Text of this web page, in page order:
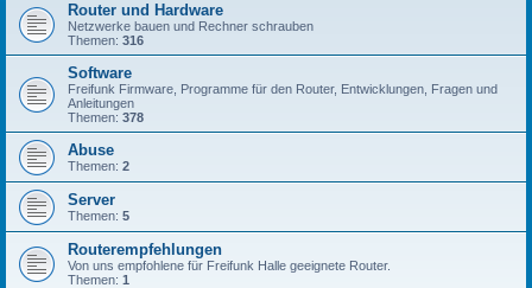
Router und Hardware
Netzwerke bauen und Rechner schrauben
Themen: 316
Software
Freifunk Firmware, Programme für den Router, Entwicklungen, Fragen und
Anleitungen
Themen: 378
Abuse
Themen: 2
Server
Themen: 5
Routerempfehlungen
Von uns empfohlene für Freifunk Halle geeignete Router.
Themen: 1